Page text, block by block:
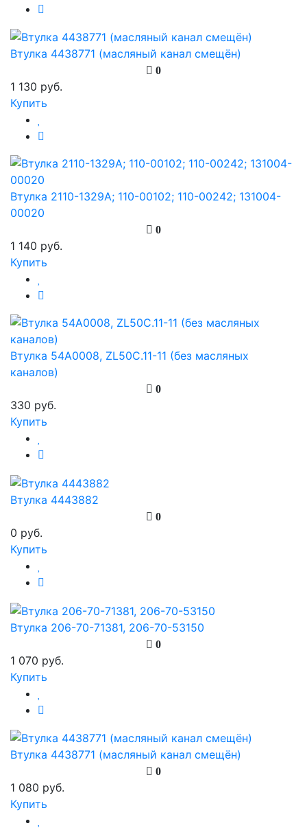
Втулка 4438771 (масляный канал смещён)
0
1 130 руб.
Купить
Втулка 2110-1329A; 110-00102; 110-00242; 131004-
00020
0
1 140 руб.
Купить
Втулка 54A0008, ZL50C.11-11 (без масляных
каналов)
0
330 руб.
Купить
Втулка 4443882
0
0 руб.
Купить
Втулка 206-70-71381, 206-70-53150
0
1 070 руб.
Купить
Втулка 4438771 (масляный канал смещён)
0
1 080 руб.
Купить